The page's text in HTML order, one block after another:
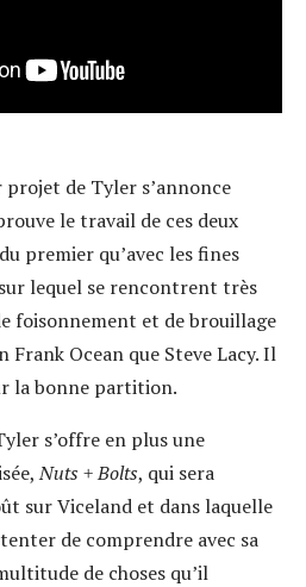
de Tyler s’annonce
le travail de ces deux
premier qu’avec les fines
lequel se rencontrent très
foisonnement et de brouillage
Frank Ocean que Steve Lacy. Il
la bonne partition.
s’offre en plus une
Nuts + Bolts, qui sera
sur Viceland et dans laquelle
de comprendre avec sa
de choses qu’il